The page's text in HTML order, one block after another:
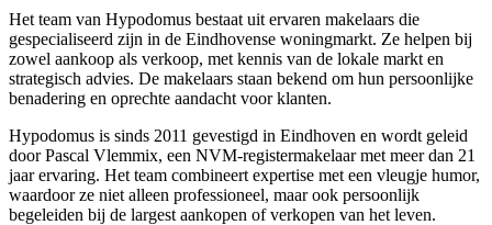
Het team van Hypodomus bestaat uit ervaren makelaars die
gespecialiseerd zijn in de Eindhovense woningmarkt. Ze helpen bij
zowel aankoop als verkoop, met kennis van de lokale markt en
strategisch advies. De makelaars staan bekend om hun persoonlijke
benadering en oprechte aandacht voor klanten.
Hypodomus is sinds 2011 gevestigd in Eindhoven en wordt geleid
door Pascal Vlemmix, een NVM-registermakelaar met meer dan 21
jaar ervaring. Het team combineert expertise met een vleugje humor,
waardoor ze niet alleen professioneel, maar ook persoonlijk
begeleiden bij de largest aankopen of verkopen van het leven.